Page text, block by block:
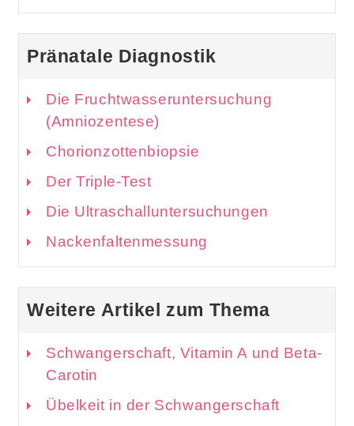
Pränatale Diagnostik
Die Fruchtwasseruntersuchung
(Amniozentese)
Chorionzottenbiopsie
Der Triple-Test
Die Ultraschalluntersuchungen
Nackenfaltenmessung
Weitere Artikel zum Thema
Schwangerschaft, Vitamin A und Beta-
Carotin
Übelkeit in der Schwangerschaft